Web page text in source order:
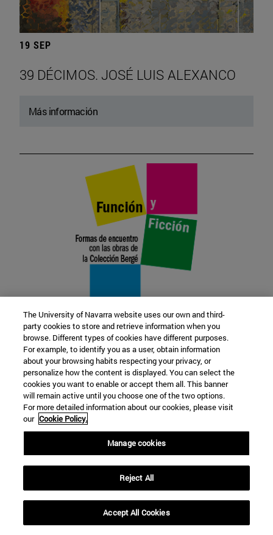
19 SEP
39 DÉCIMOS. JOSÉ LUIS ALEXANCO
Más información
22 SEP
FUNCIÓN Y FICCIÓN. Varios artistas
Más información
The University of Navarra website uses our own and third-
party cookies to store and retrieve information when you
browse. Different types of cookies have different purposes.
For example, to identify you as a user, obtain information
about your browsing habits respecting your privacy, or
personalize how the content is displayed. You can select the
cookies you want to enable or accept them all. This banner
will remain active until you choose one of the two options.
For more detailed information about our cookies, please visit
our Cookie Policy.
Manage cookies
Reject All
Accept All Cookies